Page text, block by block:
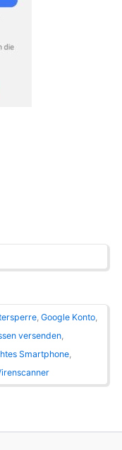
Google Konto
versenden
Smartphone